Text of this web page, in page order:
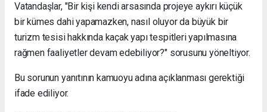
Vatandaşlar, "Bir kişi kendi arsasında projeye aykırı küçük
bir kümes dahi yapamazken, nasıl oluyor da büyük bir
turizm tesisi hakkında kaçak yapı tespitleri yapılmasına
rağmen faaliyetler devam edebiliyor?" sorusunu yöneltiyor.
Bu sorunun yanıtının kamuoyu adına açıklanması gerektiği
ifade ediliyor.